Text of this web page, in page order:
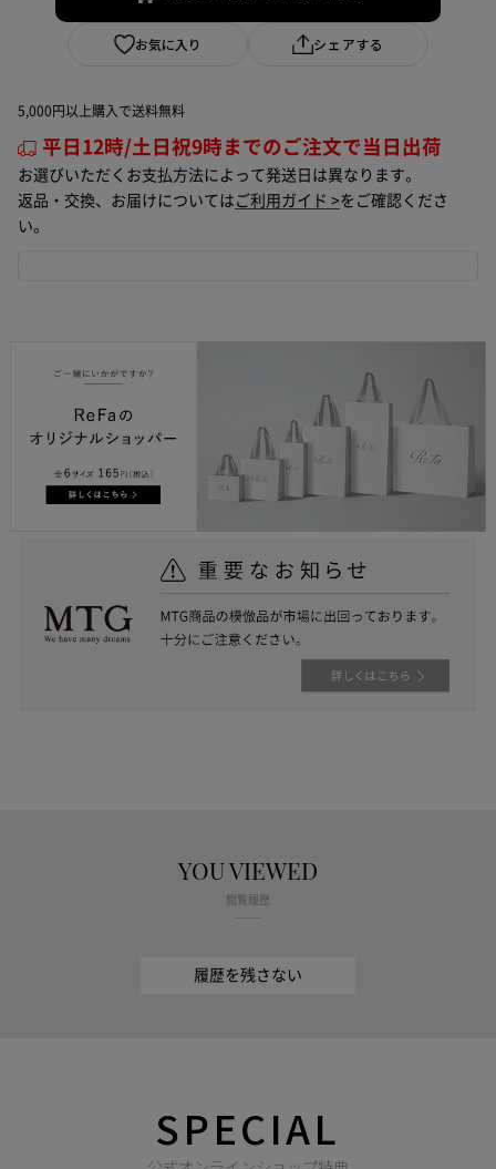
お気に入り シェアする
5,000円以上購入で送料無料
平日12時/土日祝9時までのご注文で当日出荷
お選びいただくお支払方法によって発送日は異なります。
返品・交換、お届けについては ご利用ガイド >をご確認くださ
い。
YOU VIEWED
閲覧履歴
履歴を残さない
SPECIAL